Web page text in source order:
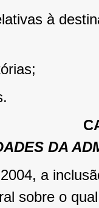
à
DA
a
sobre o